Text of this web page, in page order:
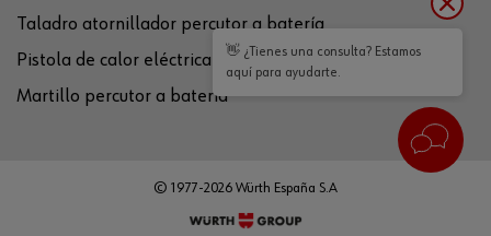
Taladro atornillador percutor a batería
Pistola de calor eléctrica
Martillo percutor a batería
© 1977-2026 Würth España S.A
👋 ¿Tienes una consulta? Estamos
aquí para ayudarte.